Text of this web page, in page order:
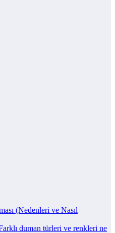
(Nedenleri ve Nasıl
duman türleri ve renkleri ne